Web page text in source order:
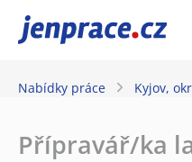
JenPráce.cz
Nabídky práce Kyjov,
Přípravář/ka